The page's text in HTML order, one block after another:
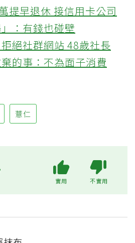
提早退休 接信用卡公司
：有錢也碰壁
絕社群網站 48歲社長
的事：不為面子消費
薏仁
實用 不實用